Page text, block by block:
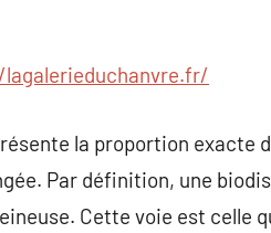
la proportion exacte
Par définition, une
Cette voie est celle